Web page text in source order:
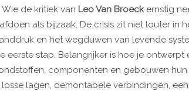
de kritiek van Leo Van Broeckernstig
als bijzaak. De crisis zit niet louter in
en het wegduwen van levende
eerste stap. Belangrijker is hoe je ontwerpt
componenten en gebouwen
lagen, demontabele verbindingen,